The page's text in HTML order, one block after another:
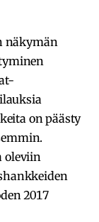
näkymän
on päästy
oleviin
2017